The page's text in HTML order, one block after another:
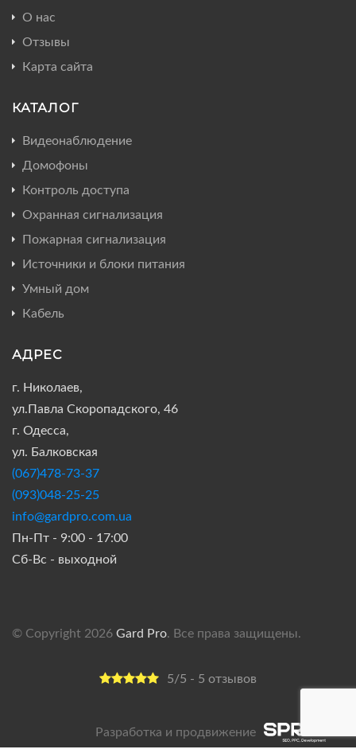
О нас
Отзывы
Карта сайта
КАТАЛОГ
Видеонаблюдение
Домофоны
Контроль доступа
Охранная сигнализация
Пожарная сигнализация
Источники и блоки питания
Умный дом
Кабель
АДРЕС
г. Николаев,
ул.Павла Скоропадского, 46
г. Одесса,
ул. Балковская
(067)478-73-37
(093)048-25-25
info@gardpro.com.ua
Пн-Пт - 9:00 - 17:00
Сб-Вс - выходной
© Copyright 2026 Gard Pro. Все права защищены.
5/5 - 5 отзывов
Разработка и продвижение